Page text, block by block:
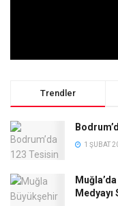
Trendler
1 ŞUBAT
Medyayı